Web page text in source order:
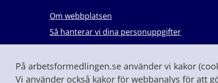
På arbetsformedlingen.se använder vi kakor
Vi använder också kakor för webbanalys för att
Om webbplatsen
Så hanterar vi dina personuppgifter
Lever du med våld i en nära relation?
Vid höjd beredskap och krig